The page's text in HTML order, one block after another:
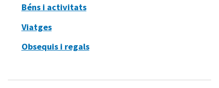
Béns i activitats
Viatges
Obsequis i regals